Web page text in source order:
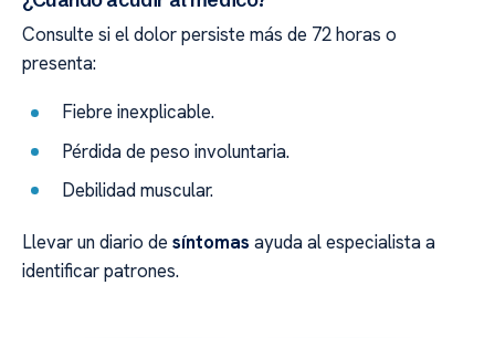
Consulte si el dolor persiste más de 72 horas o
presenta:
Fiebre inexplicable.
Pérdida de peso involuntaria.
Debilidad muscular.
Llevar un diario de síntomas ayuda al especialista a
identificar patrones.